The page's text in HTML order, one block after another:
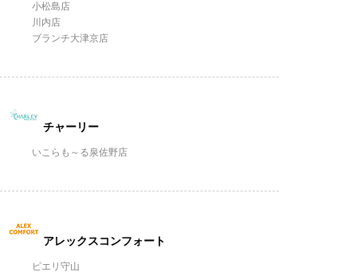
小松島店
川内店
ブランチ大津京店
チャーリー
いこらも～る泉佐野店
アレックスコンフォート
ピエリ守山